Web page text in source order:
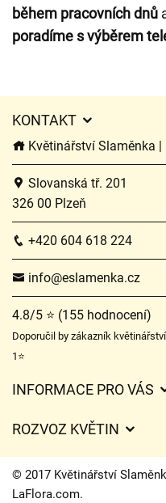
během pracovních dnů
poradíme s výběrem
KONTAKT
Květinářství Slaměnka |
Slovanská tř. 201
326 00 Plzeň
+420 604 618 224
info@eslamenka.cz
4.8/5 ⭐ (155 hodnocení)
Doporučil by zákazník
1⭐
INFORMACE PRO VÁS
Ochrana osobních údajů
Často kladené dotazy
ROZVOZ KVĚTIN
Ceny za doručení
Kam doručujeme květiny
© 2017 Květinářství
LaFlora.com.